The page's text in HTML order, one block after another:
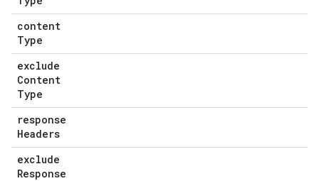
content
Type
exclude
Content
Type
response
Headers
exclude
Response